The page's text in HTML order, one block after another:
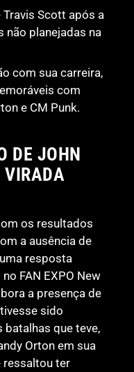
Travis Scott após a
não planejadas na
com sua carreira,
com
e CM Punk.
DE JOHN
VIRADA
os resultados
a ausência de
resposta
FAN EXPO New
a presença de
sido
batalhas que teve,
Orton em sua
ressaltou ter